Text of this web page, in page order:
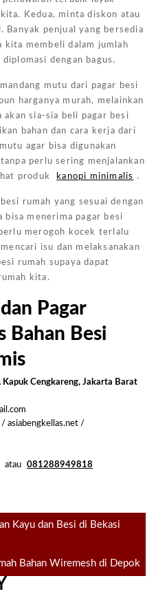
Kedua, minta diskon atau
Banyak penjual yang bersedia
kita membeli dalam jumlah
dengan bagus.
mutu dari pagar besi
harganya murah, melainkan
sia-sia beli pagar besi
bahan dan cara kerja dari
agar bisa digunakan
perlu sering menjalankan
produk
kanopi minimalis .
rumah yang sesuai dengan
menerima pagar besi
merogoh kocek terlalu
isu dan melaksanakan
rumah supaya dapat
kita.
Pagar
Bahan Besi
Kapuk Cengkareng, Jakarta Barat
/ asiabengkellas.net /
atau 081288949818
Kayu dan Besi di Bekasi
Bahan Wiremesh di Depok